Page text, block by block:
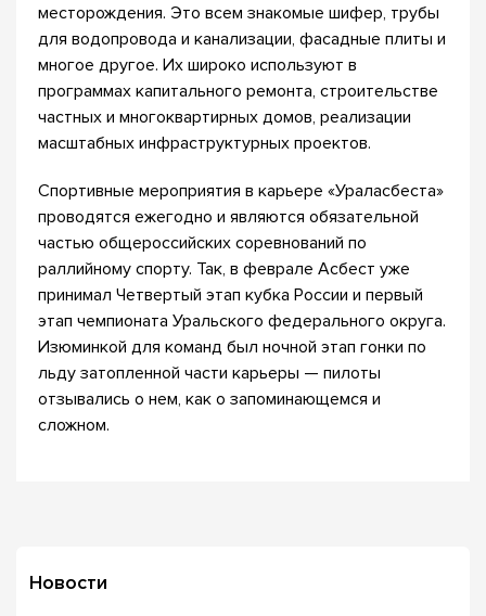
месторождения. Это всем знакомые шифер, трубы
для водопровода и канализации, фасадные плиты и
многое другое. Их широко используют в
программах капитального ремонта, строительстве
частных и многоквартирных домов, реализации
масштабных инфраструктурных проектов.
Спортивные мероприятия в карьере «Ураласбеста»
проводятся ежегодно и являются обязательной
частью общероссийских соревнований по
раллийному спорту. Так, в феврале Асбест уже
принимал Четвертый этап кубка России и первый
этап чемпионата Уральского федерального округа.
Изюминкой для команд был ночной этап гонки по
льду затопленной части карьеры — пилоты
отзывались о нем, как о запоминающемся и
сложном.
Новости